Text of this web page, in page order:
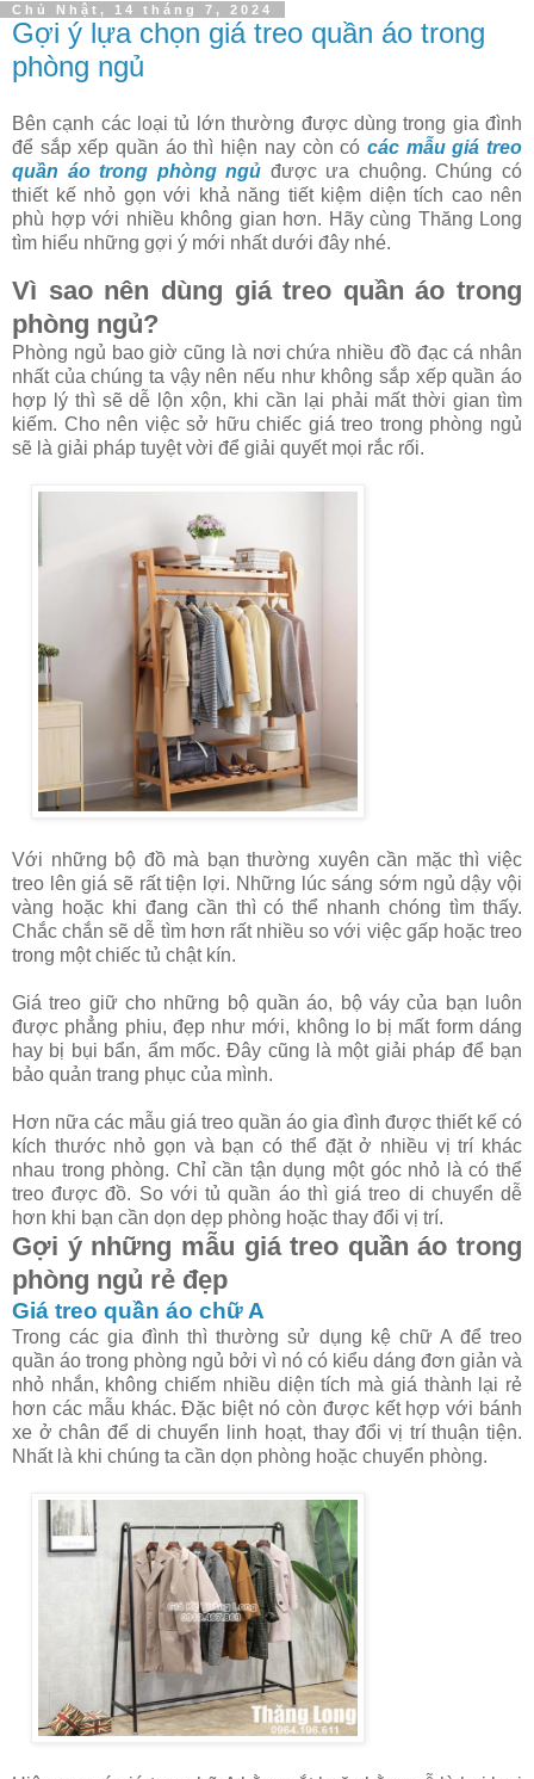
Chủ Nhật, 14 tháng 7, 2024
Gợi ý lựa chọn giá treo quần áo trong
phòng ngủ
Bên cạnh các loại tủ lớn thường được dùng trong gia đình
để sắp xếp quần áo thì hiện nay còn có các mẫu giá treo
quần áo trong phòng ngủ được ưa chuộng. Chúng có
thiết kế nhỏ gọn với khả năng tiết kiệm diện tích cao nên
phù hợp với nhiều không gian hơn. Hãy cùng Thăng Long
tìm hiểu những gợi ý mới nhất dưới đây nhé.
Vì sao nên dùng giá treo quần áo trong
phòng ngủ?
Phòng ngủ bao giờ cũng là nơi chứa nhiều đồ đạc cá nhân
nhất của chúng ta vậy nên nếu như không sắp xếp quần áo
hợp lý thì sẽ dễ lộn xộn, khi cần lại phải mất thời gian tìm
kiếm. Cho nên việc sở hữu chiếc giá treo trong phòng ngủ
sẽ là giải pháp tuyệt vời để giải quyết mọi rắc rối.
Với những bộ đồ mà bạn thường xuyên cần mặc thì việc
treo lên giá sẽ rất tiện lợi. Những lúc sáng sớm ngủ dậy vội
vàng hoặc khi đang cần thì có thể nhanh chóng tìm thấy.
Chắc chắn sẽ dễ tìm hơn rất nhiều so với việc gấp hoặc treo
trong một chiếc tủ chật kín.
Giá treo giữ cho những bộ quần áo, bộ váy của bạn luôn
được phẳng phiu, đẹp như mới, không lo bị mất form dáng
hay bị bụi bẩn, ẩm mốc. Đây cũng là một giải pháp để bạn
bảo quản trang phục của mình.
Hơn nữa các mẫu giá treo quần áo gia đình được thiết kế có
kích thước nhỏ gọn và bạn có thể đặt ở nhiều vị trí khác
nhau trong phòng. Chỉ cần tận dụng một góc nhỏ là có thể
treo được đồ. So với tủ quần áo thì giá treo di chuyển dễ
hơn khi bạn cần dọn dẹp phòng hoặc thay đổi vị trí.
Gợi ý những mẫu giá treo quần áo trong
phòng ngủ rẻ đẹp
Giá treo quần áo chữ A
Trong các gia đình thì thường sử dụng kệ chữ A để treo
quần áo trong phòng ngủ bởi vì nó có kiểu dáng đơn giản và
nhỏ nhắn, không chiếm nhiều diện tích mà giá thành lại rẻ
hơn các mẫu khác. Đặc biệt nó còn được kết hợp với bánh
xe ở chân để di chuyển linh hoạt, thay đổi vị trí thuận tiện.
Nhất là khi chúng ta cần dọn phòng hoặc chuyển phòng.